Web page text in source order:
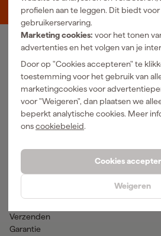
profielen aan te leggen. Dit biedt
gebruikerservaring.
Marketing cookies: voor het tonen
advertenties en het volgen van je
Door op "Cookies accepteren" te
toestemming voor het gebruik van
marketingcookies voor
voor "Weigeren", dan plaatsen we
beperkt analytische cookies. Meer
onscookiebeleid.
Cookies
Weigeren
Luchtgereedschap
Elektra
Reiniging
Klimaatbeheersing
Bevestigingsmateriaal
Transport en werkplaats
Elektrisch
Accu
Verf &
Hulp & contact
Verzenden
Garantie